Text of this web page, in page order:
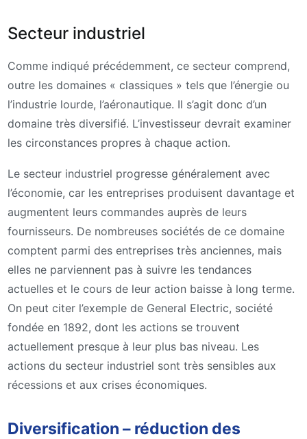
Secteur industriel
Comme indiqué précédemment, ce secteur comprend,
outre les domaines « classiques » tels que l’énergie ou
l’industrie lourde, l’aéronautique. Il s’agit donc d’un
domaine très diversifié. L’investisseur devrait examiner
les circonstances propres à chaque action.
Le secteur industriel progresse généralement avec
l’économie, car les entreprises produisent davantage et
augmentent leurs commandes auprès de leurs
fournisseurs. De nombreuses sociétés de ce domaine
comptent parmi des entreprises très anciennes, mais
elles ne parviennent pas à suivre les tendances
actuelles et le cours de leur action baisse à long terme.
On peut citer l’exemple de General Electric, société
fondée en 1892, dont les actions se trouvent
actuellement presque à leur plus bas niveau. Les
actions du secteur industriel sont très sensibles aux
récessions et aux crises économiques.
Diversification – réduction des